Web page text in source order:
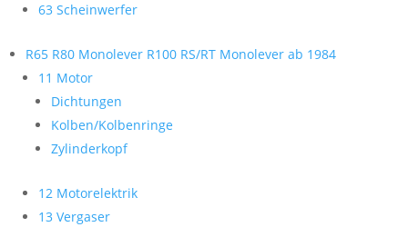
63 Scheinwerfer
R65 R80 Monolever R100 RS/RT Monolever ab 1984
11 Motor
Dichtungen
Kolben/Kolbenringe
Zylinderkopf
12 Motorelektrik
13 Vergaser